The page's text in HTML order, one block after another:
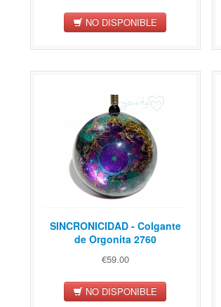
NO DISPONIBLE
SINCRONICIDAD - Colgante
de Orgonita 2760
€59.00
NO DISPONIBLE